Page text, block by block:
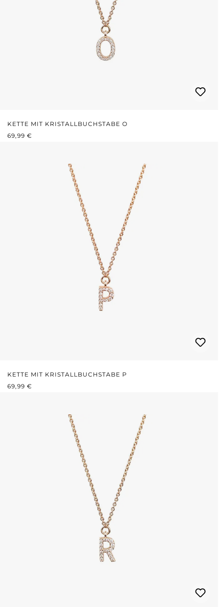
KETTE MIT KRISTALLBUCHSTABE O
REGULÄRER PREIS:
69,99 €
KETTE MIT KRISTALLBUCHSTABE P
REGULÄRER PREIS:
69,99 €